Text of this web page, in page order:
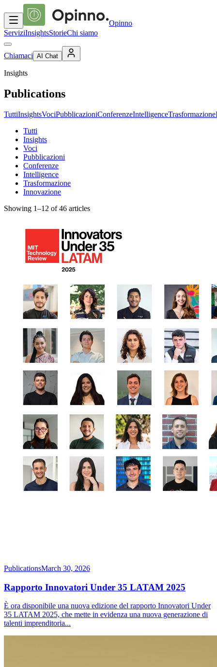
Opinno
ServiziInsightsStorieChi siamo
Chiamaci AI Chat
Insights
Publications
TuttiInsightsVociPubblicazioniConferenzeIntelligenceTrasformazione
Tutti
Insights
Voci
Pubblicazioni
Conferenze
Intelligence
Trasformazione
Innovazione
Showing 1–12 of46 articles
PublicationsMarch 30, 2026
Rapporto Innovatori Under 35 LATAM 2025
È ora disponibile una nuova edizione del rapporto Innovatori Under
35 LATAM 2025, che mette in evidenza una nuova generazione di
talenti imprenditoria...